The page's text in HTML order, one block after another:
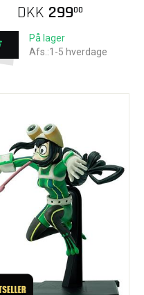
DKK 29900
På lager
Afs.:1-5 hverdage